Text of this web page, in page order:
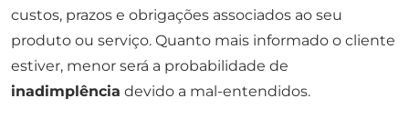
custos, prazos e obrigações associados ao seu
produto ou serviço. Quanto mais informado o cliente
estiver, menor será a probabilidade de
inadimplência devido a mal-entendidos.